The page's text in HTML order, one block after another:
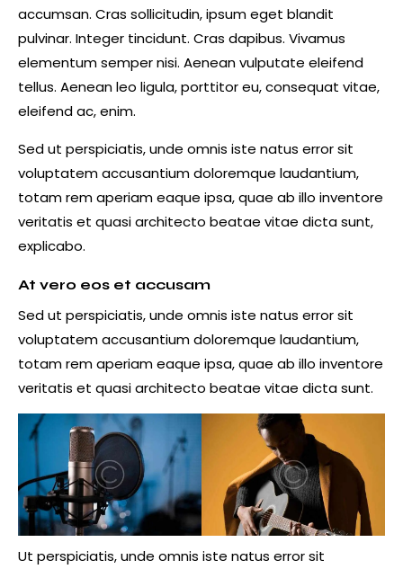
accumsan. Cras sollicitudin, ipsum eget blandit
pulvinar. Integer tincidunt. Cras dapibus. Vivamus
elementum semper nisi. Aenean vulputate eleifend
tellus. Aenean leo ligula, porttitor eu, consequat vitae,
eleifend ac, enim.
Sed ut perspiciatis, unde omnis iste natus error sit
voluptatem accusantium doloremque laudantium,
totam rem aperiam eaque ipsa, quae ab illo inventore
veritatis et quasi architecto beatae vitae dicta sunt,
explicabo.
At vero eos et accusam
Sed ut perspiciatis, unde omnis iste natus error sit
voluptatem accusantium doloremque laudantium,
totam rem aperiam eaque ipsa, quae ab illo inventore
veritatis et quasi architecto beatae vitae dicta sunt.
Ut perspiciatis, unde omnis iste natus error sit